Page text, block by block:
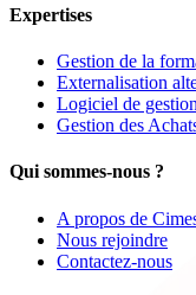
Expertises
Gestion de la
Externalisation
Logiciel de
Gestion des
Qui sommes-nous ?
A propos de
Nous rejoindre
Contactez-nous